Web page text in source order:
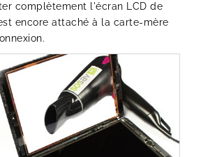
complètement l'écran LCD de
encore attaché à la carte-mère